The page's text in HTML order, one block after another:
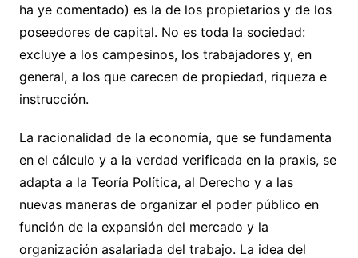
ha ye comentado) es la de los propietarios y de los
poseedores de capital. No es toda la sociedad:
excluye a los campesinos, los trabajadores y, en
general, a los que carecen de propiedad, riqueza e
instrucción.
La racionalidad de la economía, que se fundamenta
en el cálculo y a la verdad verificada en la praxis, se
adapta a la Teoría Política, al Derecho y a las
nuevas maneras de organizar el poder público en
función de la expansión del mercado y la
organización asalariada del trabajo. La idea del